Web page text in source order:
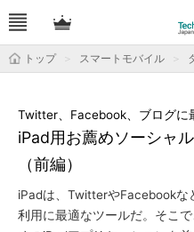
トップ スマートモバイル
iPad用お薦めソーシャ
（前編）
Twitter、Facebook、ブログに
iPadは、TwitterやFacebookな
利用に最適なツールだ。そこ